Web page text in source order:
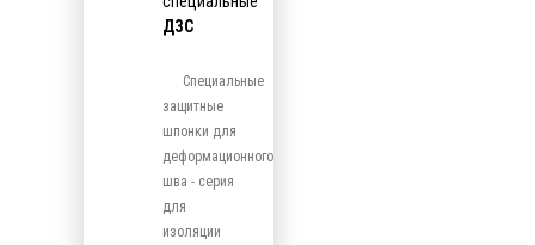
ДЗС
Специальные
защитные
шпонки для
деформационного
шва - серия
для
изоляции